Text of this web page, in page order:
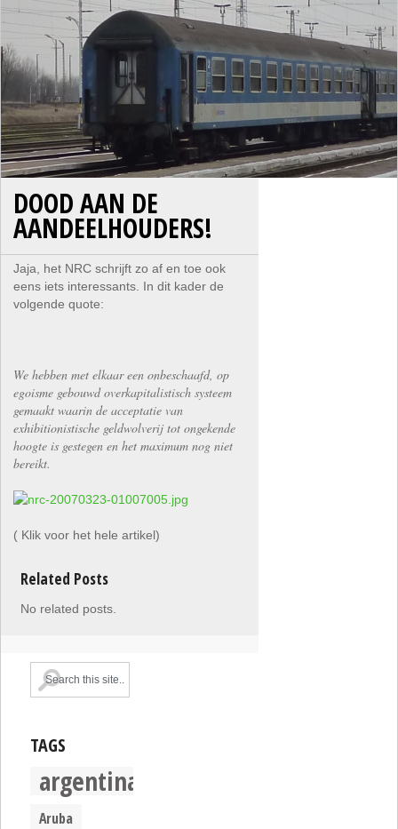
DOOD AAN DE
AANDEELHOUDERS!
Jaja, het NRC schrijft zo af en toe ook
eens iets interessants. In dit kader de
volgende quote:
We hebben met elkaar een onbeschaafd, op
egoisme gebouwd overkapitalistisch systeem
gemaakt waarin de acceptatie van
exhibitionistische geldwolverij tot ongekende
hoogte is gestegen en het maximum nog niet
bereikt.
( Klik voor het hele artikel)
Related Posts
No related posts.
TAGS
argentina
Aruba